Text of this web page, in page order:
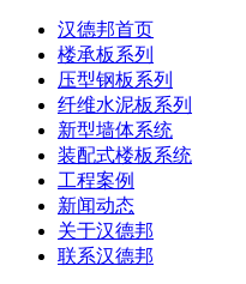
汉德邦首页
楼承板系列
压型钢板系列
纤维水泥板系列
新型墙体系统
装配式楼板系统
工程案例
新闻动态
关于汉德邦
联系汉德邦